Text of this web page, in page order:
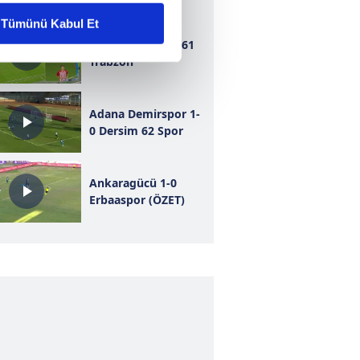
kullanılmaktadır. Bu
sunulması
ve sizlere yönelik
detaylı bilgi için Ayarlar
ve sitemizde ilgili
Tümünü Kabul Et
Bursaspor 1-1 1461
Trabzon
Adana Demirspor 1-
0 Dersim 62 Spor
Ankaragücü 1-0
Erbaaspor (ÖZET)